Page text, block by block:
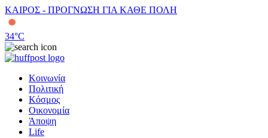
ΚΑΙΡΟΣ - ΠΡΟΓΝΩΣΗ ΓΙΑ ΚΑΘΕ ΠΟΛΗ
34°C
Κοινωνία
Πολιτική
Κόσμος
Οικονομία
Άποψη
Life